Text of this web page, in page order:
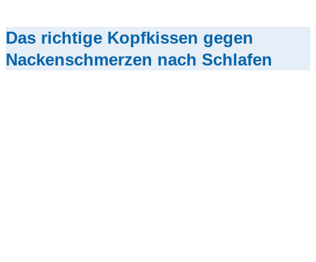
Das richtige Kopfkissen gegen
Nackenschmerzen nach Schlafen